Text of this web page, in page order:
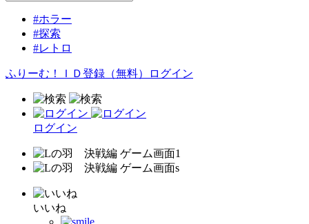
#ホラー
#探索
#レトロ
ふりーむ！ＩＤ登録（無料） ログイン
ログイン
いいね